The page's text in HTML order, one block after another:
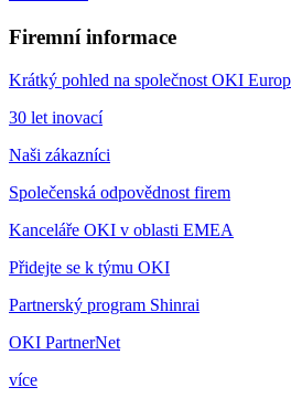
Firemní informace
Krátký pohled na společnost OKI
30 let inovací
Naši zákazníci
Společenská odpovědnost firem
Kanceláře OKI v oblasti EMEA
Přidejte se k týmu OKI
Partnerský program Shinrai
OKI PartnerNet
více